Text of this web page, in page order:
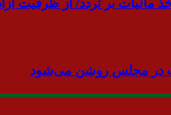
مالیات بر تردد/ از ظرفیت